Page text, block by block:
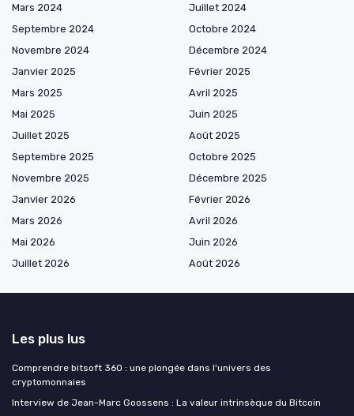
Mars 2024
Juillet 2024
Septembre 2024
Octobre 2024
Novembre 2024
Décembre 2024
Janvier 2025
Février 2025
Mars 2025
Avril 2025
Mai 2025
Juin 2025
Juillet 2025
Août 2025
Septembre 2025
Octobre 2025
Novembre 2025
Décembre 2025
Janvier 2026
Février 2026
Mars 2026
Avril 2026
Mai 2026
Juin 2026
Juillet 2026
Août 2026
Les plus lus
Comprendre bitsoft 360 : une plongée dans l'univers des
cryptomonnaies
Interview de Jean-Marc Goossens : La valeur intrinsèque du Bitcoin